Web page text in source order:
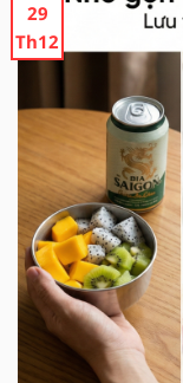
29
Th12